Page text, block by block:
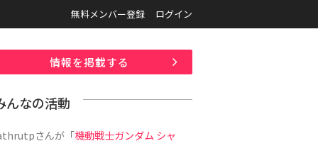
無料メンバー登録 ログイン
情報を掲載する
んなの活動
さんが「機動戦士ガンダム シャ